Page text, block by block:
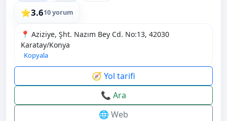
⭐3.610 yorum
📍 Aziziye, Şht. Nazım Bey Cd. No:13, 42030
Karatay/Konya
Kopyala
🧭 Yol tarifi
📞 Ara
🌐 Web